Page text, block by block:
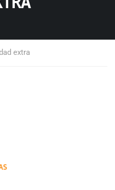
extra